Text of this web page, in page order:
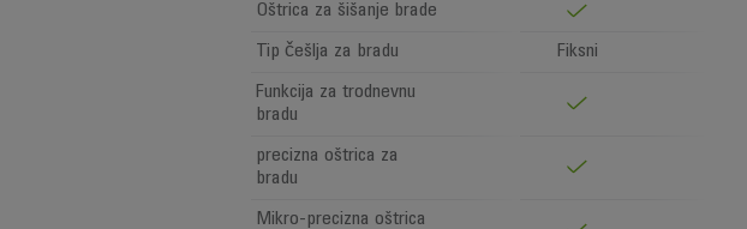
Oštrica za šišanje brade
Tip češlja za bradu Fiksni
Funkcija za trodnevnu
bradu
precizna oštrica za
bradu
Mikro-precizna oštrica